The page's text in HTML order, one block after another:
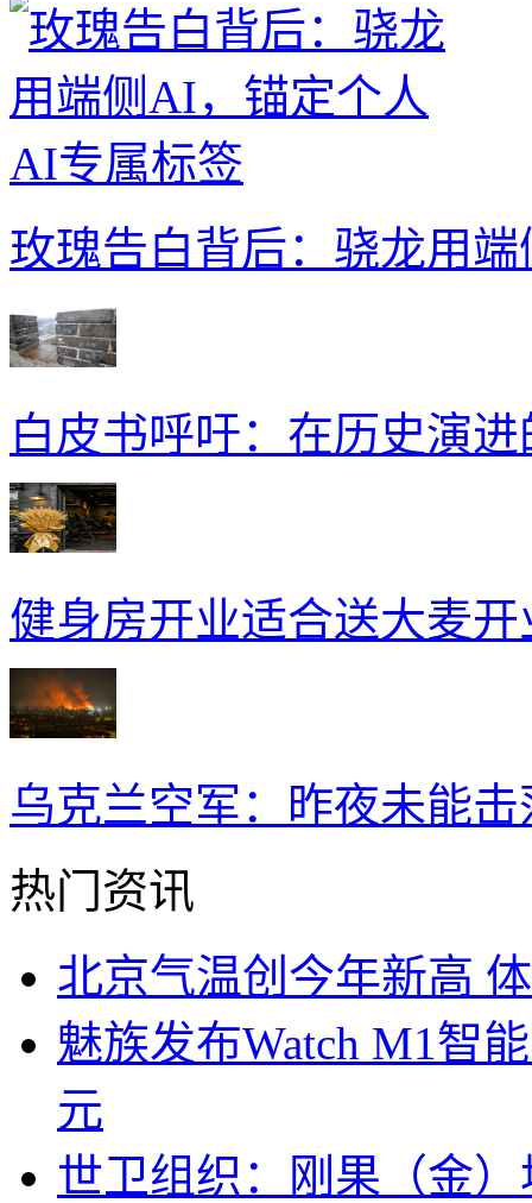
玫瑰告白背后：骁龙用
白皮书呼吁：在历史演
健身房开业适合送大麦
乌克兰空军：昨夜未能
热门资讯
北京气温创今年新高
魅族发布Watch M1智
元
世卫组织：刚果（金